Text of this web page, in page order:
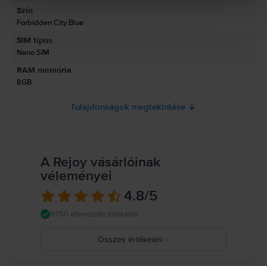
Termékbiztonsági információk
Információk a termékre vonatkozó biztonsági figyelmeztetésekről.
Jelenleg a termékbiztonsági információk nem állnak rendelkezésre.
Szín
Forbidden City Blue
SIM típus
Nano SIM
RAM memória
8GB
Tulajdonságok megtekintése
A Rejoy vásárlóinak
véleményei
4.8/5
9750 ellenőrzött értékelés
Összes értékelés